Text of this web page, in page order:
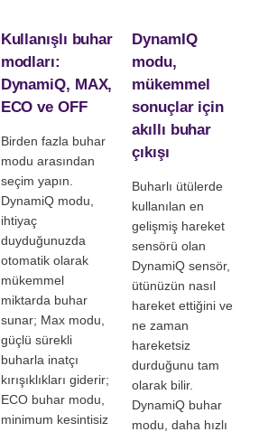
Kullanışlı buhar
modları:
DynamiQ, MAX,
ECO ve OFF
Birden fazla buhar
modu arasından
seçim yapın.
DynamiQ modu,
ihtiyaç
duyduğunuzda
otomatik olarak
mükemmel
miktarda buhar
sunar; Max modu,
güçlü sürekli
buharla inatçı
kırışıklıkları giderir;
ECO buhar modu,
minimum kesintisiz
DynamIQ
modu,
mükemmel
sonuçlar için
akıllı buhar
çıkışı
Buharlı ütülerde
kullanılan en
gelişmiş hareket
sensörü olan
DynamiQ sensör,
ütünüzün nasıl
hareket ettiğini ve
ne zaman
hareketsiz
durduğunu tam
olarak bilir.
DynamiQ buhar
modu, daha hızlı